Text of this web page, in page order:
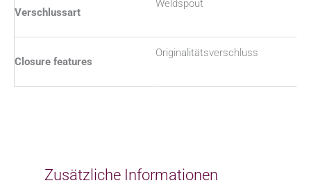
Verschlussart
Weldspout
Closure features
Originalitätsverschluss
Zusätzliche Informationen